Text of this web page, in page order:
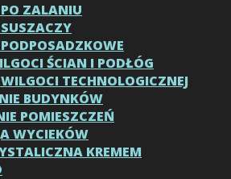
ZALANIU
ŚCIAN I PODŁÓG
TECHNOLOGICZNEJ
BUDYNKÓW
POMIESZCZEŃ
WYCIEKÓW
KREMEM